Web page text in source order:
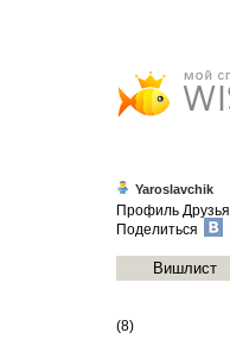
Yaroslavchik
Профиль Друзья
Поделиться
Вишлист
(8)